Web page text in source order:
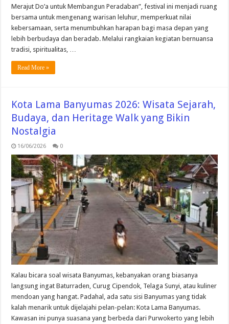
Merajut Do’a untuk Membangun Peradaban”, festival ini menjadi ruang
bersama untuk mengenang warisan leluhur, memperkuat nilai
kebersamaan, serta menumbuhkan harapan bagi masa depan yang
lebih berbudaya dan beradab. Melalui rangkaian kegiatan bernuansa
tradisi, spiritualitas, …
Read More »
Kota Lama Banyumas 2026: Wisata Sejarah,
Budaya, dan Heritage Walk yang Bikin
Nostalgia
16/06/2026 0
Kalau bicara soal wisata Banyumas, kebanyakan orang biasanya
langsung ingat Baturraden, Curug Cipendok, Telaga Sunyi, atau kuliner
mendoan yang hangat. Padahal, ada satu sisi Banyumas yang tidak
kalah menarik untuk dijelajahi pelan-pelan: Kota Lama Banyumas.
Kawasan ini punya suasana yang berbeda dari Purwokerto yang lebih